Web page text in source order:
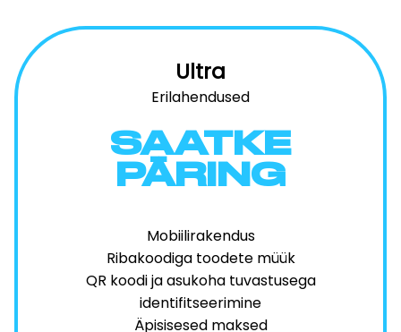
Ultra
Erilahendused
SAATKE
PÄRING
Mobiilirakendus
Ribakoodiga toodete müük
QR koodi ja asukoha tuvastusega
identifitseerimine
Äpisisesed maksed